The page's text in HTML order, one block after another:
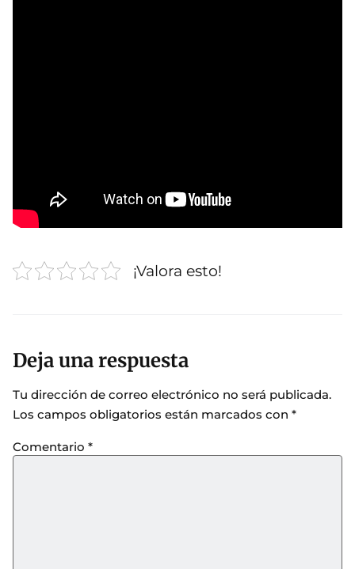
¡Valora esto!
Deja una respuesta
Tu dirección de correo electrónico no será publicada.
Los campos obligatorios están marcados con *
Comentario *